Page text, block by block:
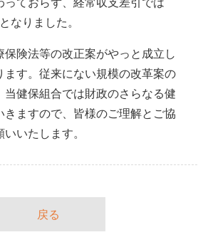
なりました。
険法等の改正案がやっと成立し
ます。従来にない規模の改革案の
健保組合では財政のさらなる健
ますので、皆様のご理解とご協
いたします。
戻る